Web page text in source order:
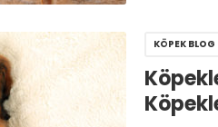
KÖPEK BLOG